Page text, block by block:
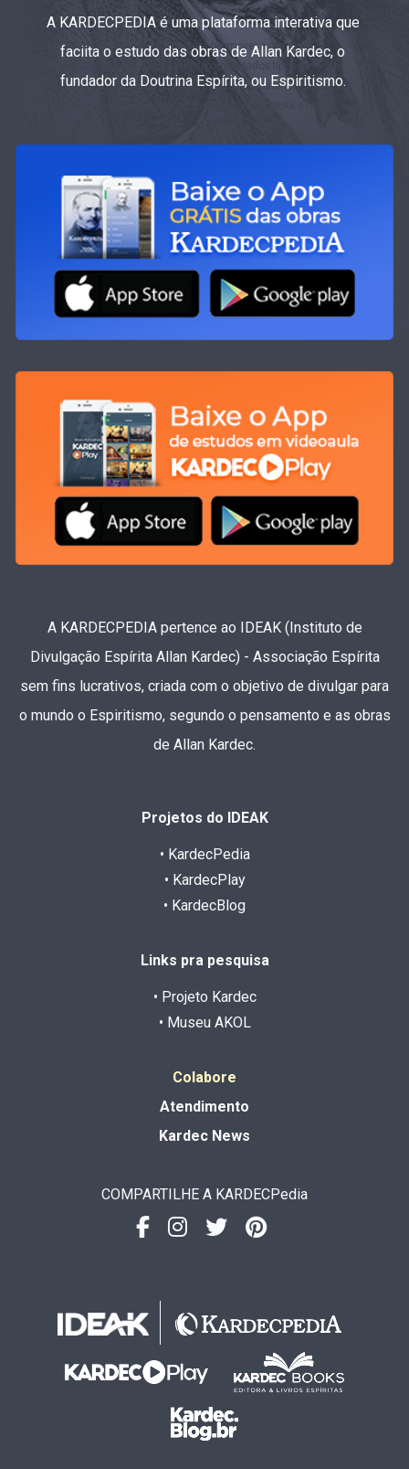
A KARDECPEDIA é uma plataforma interativa que
faciita o estudo das obras de Allan Kardec, o
fundador da Doutrina Espírita, ou Espiritismo.
A KARDECPEDIA pertence ao IDEAK (Instituto de
Divulgação Espírita Allan Kardec) - Associação Espírita
sem fins lucrativos, criada com o objetivo de divulgar para
o mundo o Espiritismo, segundo o pensamento e as obras
de Allan Kardec.
Projetos do IDEAK
• KardecPedia
• KardecPlay
• KardecBlog
Links pra pesquisa
• Projeto Kardec
• Museu AKOL
Colabore
Atendimento
Kardec News
COMPARTILHE A KARDECPedia